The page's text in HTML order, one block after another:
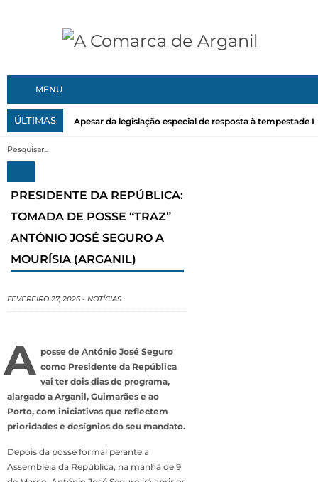
MENU
ÚLTIMAS Apesar da legislação especial de resposta à tempestade
PRESIDENTE DA REPÚBLICA:
TOMADA DE POSSE “TRAZ”
ANTÓNIO JOSÉ SEGURO A
MOURÍSIA (ARGANIL)
FEVEREIRO 27, 2026 - NOTÍCIAS
A posse de António José Seguro
como Presidente da República
vai ter dois dias de programa,
alargado a Arganil, Guimarães e ao
Porto, com iniciativas que reflectem
prioridades e desígnios do seu mandato.
Depois da posse formal perante a
Assembleia da República, na manhã de 9